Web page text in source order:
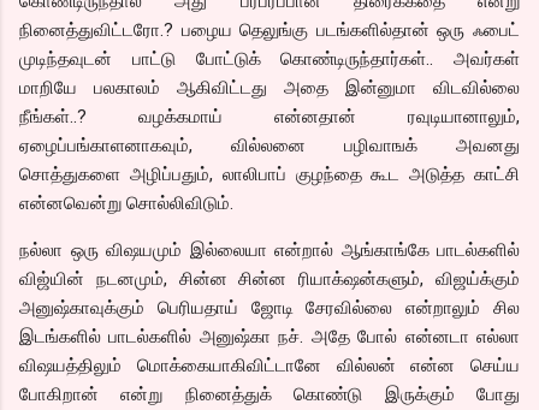
நினைத்துவிட்டரோ.? பழைய தெலுங்கு படங்களில்தான் ஒரு ஃபைட்
முடிந்தவுடன் பாட்டு போட்டுக் கொண்டிருந்தார்கள்.. அவர்கள்
மாறியே பலகாலம் ஆகிவிட்டது அதை இன்னுமா விடவில்லை
நீங்கள்..? வழக்கமாய் என்னதான் ரவுடியானாலும்,
ஏழைப்பங்காளனாகவும், வில்லனை பழிவாஙக் அவனது
சொத்துகளை அழிப்பதும், லாலிபாப் குழந்தை கூட அடுத்த காட்சி
என்னவென்று சொல்லிவிடும்.
நல்லா ஒரு விஷயமும் இல்லையா என்றால் ஆங்காங்கே பாடல்களில்
விஜ்யின் நடனமும், சின்ன சின்ன ரியாக்‌ஷன்களும், விஜய்க்கும்
அனுஷ்காவுக்கும் பெரியதாய் ஜோடி சேரவில்லை என்றாலும் சில
இடங்களில் பாடல்களில் அனுஷ்கா நச். அதே போல் என்னடா எல்லா
விஷயத்திலும் மொக்கையாகிவிட்டானே வில்லன் என்ன செய்ய
போகிறான் என்று நினைத்துக் கொண்டு இருக்கும் போது